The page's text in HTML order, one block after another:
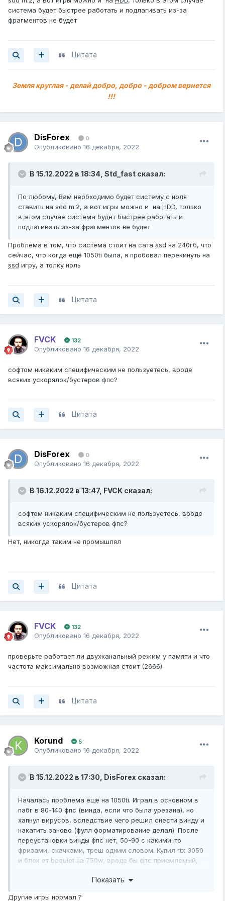
система будет быстрее работать и подлагивать из-за
фрагментов не будет
Цитата
Земля круглая - делай добро, добро - добром вернется
!!!
DisForex 0
Опубликовано 16 декабря, 2022
В 15.12.2022 в 18:34, Std_fast сказал:
По любому, Вам необходимо будет систему с ноля
ставить на sdd m.2, а вот игры можно и на HDD, только
в этом случае система будет быстрее работать и
подлагивать из-за фрагментов не будет
Проблема в том, что система стоит на сата ssd на 240гб, что
сейчас, что когда ещё 1050ti была, я пробовал перекинуть на
ssd игру, а толку ноль
Цитата
FVCK 132
Опубликовано 16 декабря, 2022
софтом никаким специфическим не пользуетесь, вроде
всяких ускорялок/бустеров фпс?
Цитата
DisForex 0
Опубликовано 16 декабря, 2022
В 16.12.2022 в 13:47, FVCK сказал:
софтом никаким специфическим не пользуетесь, вроде
всяких ускорялок/бустеров фпс?
Нет, никогда таким не промышлял
Цитата
FVCK 132
Опубликовано 16 декабря, 2022
проверьте работает ли двухканальный режим у памяти и что
частота максимально возможная стоит (2666)
Цитата
Korund 5
Опубликовано 16 декабря, 2022
В 15.12.2022 в 17:30, DisForex сказал:
Началась проблема ещё на 1050ti. Играл в основном в
пабг в 80-140 фпс (винда, если что была урезана), но
хапнул вирусов, вследствие чего решил снести винду и
накатить заново (фулл форматирование делал). После
переустановки винды фпс нет, 50-90 с какими-то
фризами, скачками, треш одним словом. Купил rtx 3050
и блок от bequiet на 750w, вроде бы фпс приемлемый,
геймплей, ничего не фризило, просто сказка, сейчас
Показать
Другие игры нормал ?